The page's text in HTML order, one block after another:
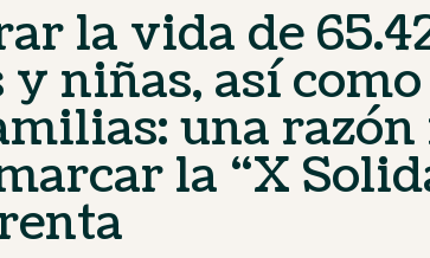
la vida de
niñas, así
una razón
la “X